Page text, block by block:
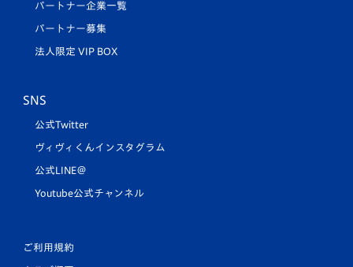
パートナー企業一覧
パートナー募集
法人限定 VIP BOX
SNS
公式Twitter
ヴィヴィくんインスタグラム
公式LINE＠
Youtube公式チャンネル
ご利用規約